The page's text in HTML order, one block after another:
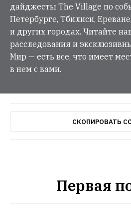
дайджесты The Village по
Петербурге, Тбилиси,
и других городах. Читайте
расследования и
Мир — есть все, что имеет
в нем с вами.
СКОПИРОВАТЬ
Первая